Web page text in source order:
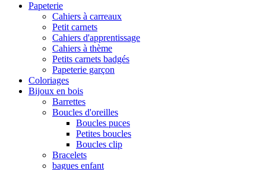
Papeterie
Cahiers à carreaux
Petit carnets
Cahiers d'apprentissage
Cahiers à thème
Petits carnets badgés
Papeterie garçon
Coloriages
Bijoux en bois
Barrettes
Boucles d'oreilles
Boucles puces
Petites boucles
Boucles clip
Bracelets
bagues enfant